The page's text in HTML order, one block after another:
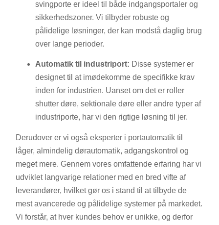
svingporte er ideel til både indgangsportaler og
sikkerhedszoner. Vi tilbyder robuste og
pålidelige løsninger, der kan modstå daglig brug
over lange perioder.
Automatik til industriport: Disse systemer er
designet til at imødekomme de specifikke krav
inden for industrien. Uanset om det er roller
shutter døre, sektionale døre eller andre typer af
industriporte, har vi den rigtige løsning til jer.
Derudover er vi også eksperter i portautomatik til
låger, almindelig dørautomatik, adgangskontrol og
meget mere. Gennem vores omfattende erfaring har vi
udviklet langvarige relationer med en bred vifte af
leverandører, hvilket gør os i stand til at tilbyde de
mest avancerede og pålidelige systemer på markedet.
Vi forstår, at hver kundes behov er unikke, og derfor